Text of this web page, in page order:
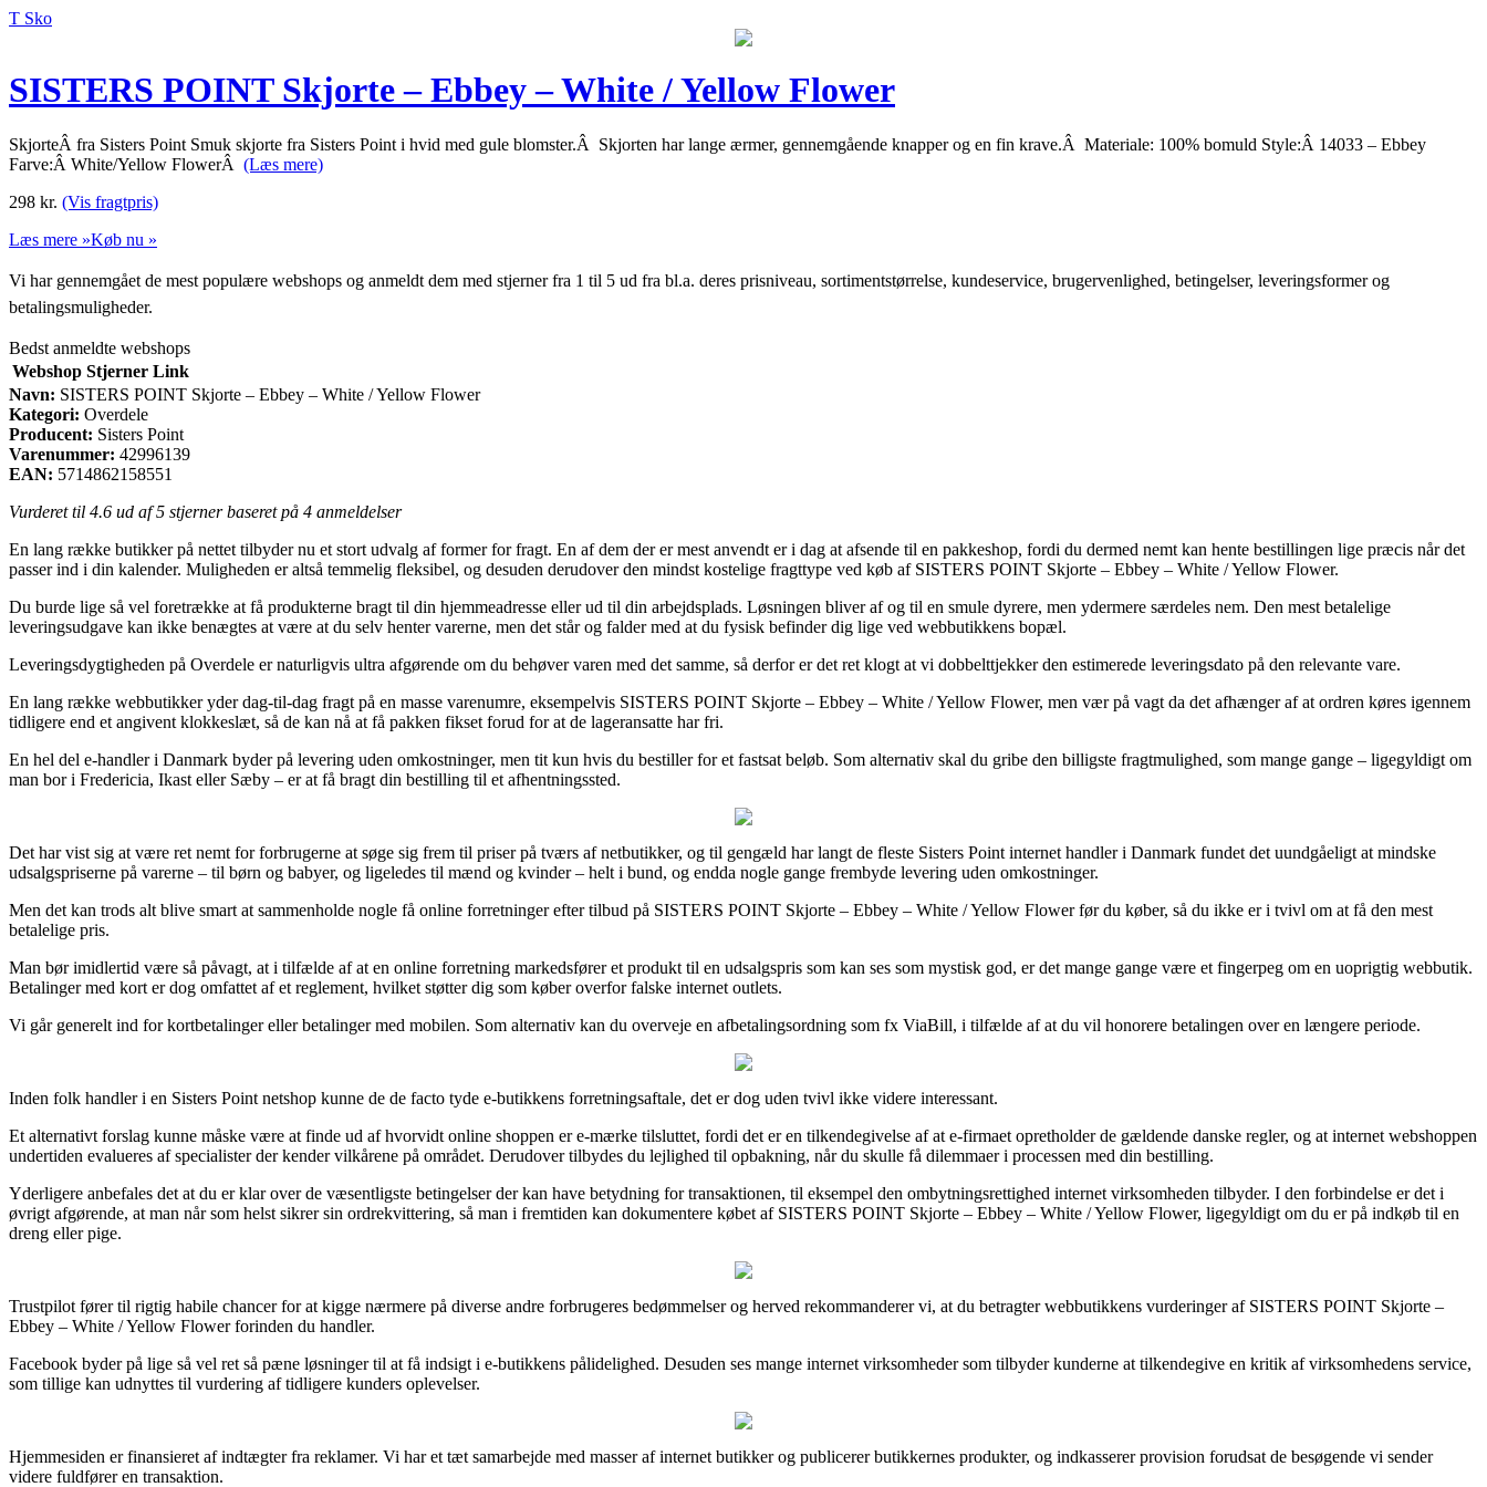
T Sko
SISTERS POINT Skjorte – Ebbey – White / Yellow Flower
SkjorteÂ fra Sisters Point Smuk skjorte fra Sisters Point i hvid med gule blomster.Â Skjorten har lange ærmer, gennemgående knapper og en fin krave.Â Materiale: 100% bomuld Style:Â 14033 – Ebbey
Farve:Â White/Yellow FlowerÂ (Læs mere)
298 kr. (Vis fragtpris)
Læs mere »Køb nu »
Vi har gennemgået de mest populære webshops og anmeldt dem med stjerner fra 1 til 5 ud fra bl.a. deres prisniveau, sortimentstørrelse, kundeservice, brugervenlighed, betingelser, leveringsformer og
betalingsmuligheder.
Bedst anmeldte webshops
Webshop Stjerner Link
Navn: SISTERS POINT Skjorte – Ebbey – White / Yellow Flower
Kategori: Overdele
Producent: Sisters Point
Varenummer: 42996139
EAN: 5714862158551
Vurderet til 4.6 ud af 5 stjerner baseret på 4 anmeldelser
En lang række butikker på nettet tilbyder nu et stort udvalg af former for fragt. En af dem der er mest anvendt er i dag at afsende til en pakkeshop, fordi du dermed nemt kan hente bestillingen lige præcis når det
passer ind i din kalender. Muligheden er altså temmelig fleksibel, og desuden derudover den mindst kostelige fragttype ved køb af SISTERS POINT Skjorte – Ebbey – White / Yellow Flower.
Du burde lige så vel foretrække at få produkterne bragt til din hjemmeadresse eller ud til din arbejdsplads. Løsningen bliver af og til en smule dyrere, men ydermere særdeles nem. Den mest betalelige
leveringsudgave kan ikke benægtes at være at du selv henter varerne, men det står og falder med at du fysisk befinder dig lige ved webbutikkens bopæl.
Leveringsdygtigheden på Overdele er naturligvis ultra afgørende om du behøver varen med det samme, så derfor er det ret klogt at vi dobbelttjekker den estimerede leveringsdato på den relevante vare.
En lang række webbutikker yder dag-til-dag fragt på en masse varenumre, eksempelvis SISTERS POINT Skjorte – Ebbey – White / Yellow Flower, men vær på vagt da det afhænger af at ordren køres igennem
tidligere end et angivent klokkeslæt, så de kan nå at få pakken fikset forud for at de lageransatte har fri.
En hel del e-handler i Danmark byder på levering uden omkostninger, men tit kun hvis du bestiller for et fastsat beløb. Som alternativ skal du gribe den billigste fragtmulighed, som mange gange – ligegyldigt om
man bor i Fredericia, Ikast eller Sæby – er at få bragt din bestilling til et afhentningssted.
Det har vist sig at være ret nemt for forbrugerne at søge sig frem til priser på tværs af netbutikker, og til gengæld har langt de fleste Sisters Point internet handler i Danmark fundet det uundgåeligt at mindske
udsalgspriserne på varerne – til børn og babyer, og ligeledes til mænd og kvinder – helt i bund, og endda nogle gange frembyde levering uden omkostninger.
Men det kan trods alt blive smart at sammenholde nogle få online forretninger efter tilbud på SISTERS POINT Skjorte – Ebbey – White / Yellow Flower før du køber, så du ikke er i tvivl om at få den mest
betalelige pris.
Man bør imidlertid være så påvagt, at i tilfælde af at en online forretning markedsfører et produkt til en udsalgspris som kan ses som mystisk god, er det mange gange være et fingerpeg om en uoprigtig webbutik.
Betalinger med kort er dog omfattet af et reglement, hvilket støtter dig som køber overfor falske internet outlets.
Vi går generelt ind for kortbetalinger eller betalinger med mobilen. Som alternativ kan du overveje en afbetalingsordning som fx ViaBill, i tilfælde af at du vil honorere betalingen over en længere periode.
Inden folk handler i en Sisters Point netshop kunne de de facto tyde e-butikkens forretningsaftale, det er dog uden tvivl ikke videre interessant.
Et alternativt forslag kunne måske være at finde ud af hvorvidt online shoppen er e-mærke tilsluttet, fordi det er en tilkendegivelse af at e-firmaet opretholder de gældende danske regler, og at internet webshoppen
undertiden evalueres af specialister der kender vilkårene på området. Derudover tilbydes du lejlighed til opbakning, når du skulle få dilemmaer i processen med din bestilling.
Yderligere anbefales det at du er klar over de væsentligste betingelser der kan have betydning for transaktionen, til eksempel den ombytningsrettighed internet virksomheden tilbyder. I den forbindelse er det i
øvrigt afgørende, at man når som helst sikrer sin ordrekvittering, så man i fremtiden kan dokumentere købet af SISTERS POINT Skjorte – Ebbey – White / Yellow Flower, ligegyldigt om du er på indkøb til en
dreng eller pige.
Trustpilot fører til rigtig habile chancer for at kigge nærmere på diverse andre forbrugeres bedømmelser og herved rekommanderer vi, at du betragter webbutikkens vurderinger af SISTERS POINT Skjorte –
Ebbey – White / Yellow Flower forinden du handler.
Facebook byder på lige så vel ret så pæne løsninger til at få indsigt i e-butikkens pålidelighed. Desuden ses mange internet virksomheder som tilbyder kunderne at tilkendegive en kritik af virksomhedens service,
som tillige kan udnyttes til vurdering af tidligere kunders oplevelser.
Hjemmesiden er finansieret af indtægter fra reklamer. Vi har et tæt samarbejde med masser af internet butikker og publicerer butikkernes produkter, og indkasserer provision forudsat de besøgende vi sender
videre fuldfører en transaktion.